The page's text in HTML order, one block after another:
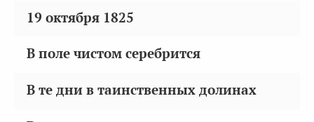
19 октября 1825
В поле чистом серебрится
В те дни в таинственных долинах